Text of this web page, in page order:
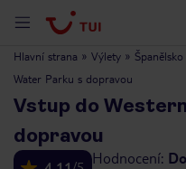
Hlavní strana » Výlety » Španělsko
Water Parku s dopravou
Vstup do
dopravou
Hodnocení: